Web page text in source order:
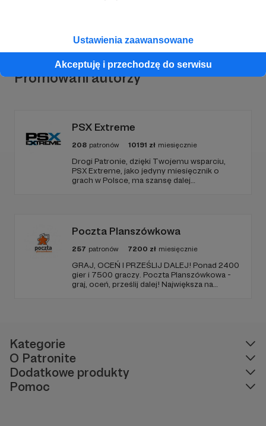
Ustawienia zaawansowane
Akceptuję i przechodzę do serwisu
Promowani autorzy
PSX Extreme
208 patronów 10191 zł miesięcznie
Drogi Patronie, dzięki Twojemu wsparciu,
PSX Extreme, jako jedyny miesięcznik o
grach w Polsce, ma szansę dalej
Poczta Planszówkowa
257 patronów 7200 zł miesięcznie
GRAJ, OCEŃ I PRZEŚLIJ DALEJ! Ponad 2400
gier i 7500 graczy. Poczta Planszówkowa -
graj, oceń, prześlij dalej! Największa na
Kategorie
O Patronite
Dodatkowe produkty
Pomoc